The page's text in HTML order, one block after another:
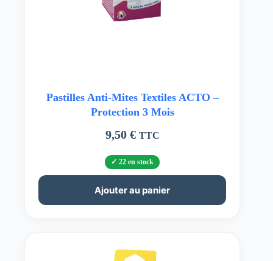
Pastilles Anti-Mites Textiles ACTO –
Protection 3 Mois
9,50 € TTC
22 en stock
Ajouter au panier